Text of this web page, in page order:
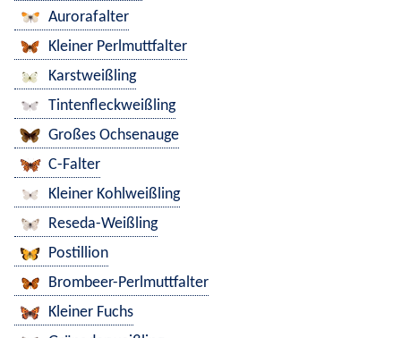
Aurorafalter
Kleiner Perlmuttfalter
Karstweißling
Tintenfleckweißling
Großes Ochsenauge
C-Falter
Kleiner Kohlweißling
Reseda-Weißling
Postillion
Brombeer-Perlmuttfalter
Kleiner Fuchs